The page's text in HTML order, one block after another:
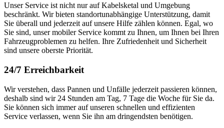
Unser Service ist nicht nur auf Kabelsketal und Umgebung
beschränkt. Wir bieten standortunabhängige Unterstützung, damit
Sie überall und jederzeit auf unsere Hilfe zählen können. Egal, wo
Sie sind, unser mobiler Service kommt zu Ihnen, um Ihnen bei Ihren
Fahrzeugproblemen zu helfen. Ihre Zufriedenheit und Sicherheit
sind unsere oberste Priorität.
24/7 Erreichbarkeit
Wir verstehen, dass Pannen und Unfälle jederzeit passieren können,
deshalb sind wir 24 Stunden am Tag, 7 Tage die Woche für Sie da.
Sie können sich immer auf unseren schnellen und effizienten
Service verlassen, wenn Sie ihn am dringendsten benötigen.